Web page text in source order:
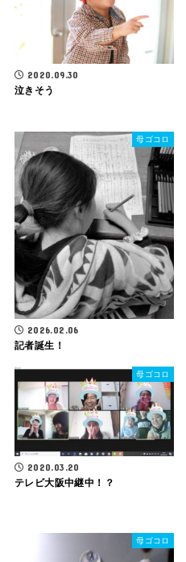
2020.09.30
泣きそう
母ゴコロ
2026.02.06
記者誕生！
母ゴコロ
2020.03.20
テレビ大阪中継中！？
母ゴコロ